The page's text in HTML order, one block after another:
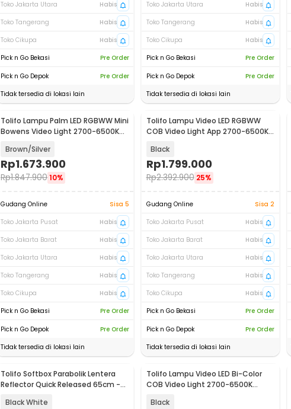
Toko Jakarta Utara
Habis
Toko Tangerang
Habis
Toko Cikupa
Habis
Pick n Go Bekasi
Pre Order
Pick n Go Depok
Pre Order
Tidak tersedia di lokasi lain
Toko Jakarta Utara
Habis
Toko Tangerang
Habis
Toko Cikupa
Habis
Pick n Go Bekasi
Pre Order
Pick n Go Depok
Pre Order
Tidak tersedia di lokasi lain
Tolifo Lampu Palm LED RGBWW Mini
Bowens Video Light 2700-6500K
Brown/Silver
Rp1.673.900
Rp1.847.90010%
Gudang Online
Sisa 5
Toko Jakarta Pusat
Habis
Toko Jakarta Barat
Habis
Toko Jakarta Utara
Habis
Toko Tangerang
Habis
Toko Cikupa
Habis
Pick n Go Bekasi
Pre Order
Pick n Go Depok
Pre Order
Tidak tersedia di lokasi lain
Tolifo Lampu Video LED RGBWW
COB Video Light App 2700-6500K
Black
Rp1.799.000
Rp2.392.900 25%
Gudang Online
Sisa 2
Toko Jakarta Pusat
Habis
Toko Jakarta Barat
Habis
Toko Jakarta Utara
Habis
Toko Tangerang
Habis
Toko Cikupa
Habis
Pick n Go Bekasi
Pre Order
Pick n Go Depok
Pre Order
Tidak tersedia di lokasi lain
Tolifo Softbox Parabolik Lentera
Reflector Quick Released 65cm -
Black White
Tolifo Lampu Video LED Bi-Color
COB Video Light 2700-6500K
Black